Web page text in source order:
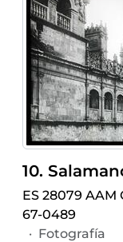
ES 28079 AAM
67-0489
· Fotografía